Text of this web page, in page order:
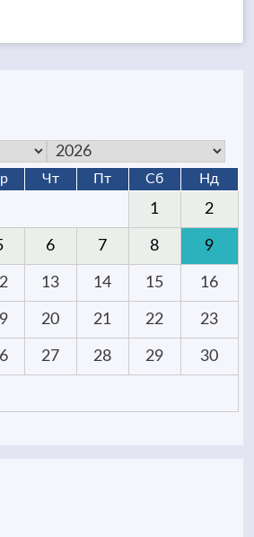
Чт Пт Сб Нд
1 2
6 7 8 9
13 14 15 16
20 21 22 23
27 28 29 30